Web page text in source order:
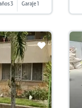
3 Garaje 1